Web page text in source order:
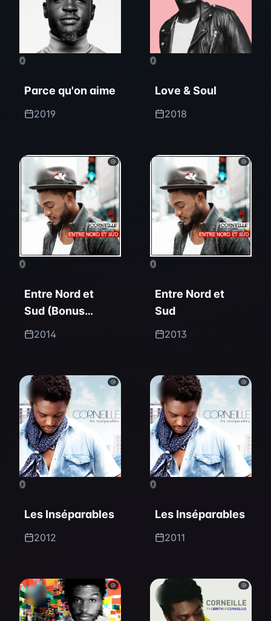
0
Parce qu'on aime
2019
0
Love & Soul
2018
0
Entre Nord et
Sud (Bonus
Track Version)
2014
0
Entre Nord et
Sud
2013
0
Les Inséparables
2012
0
Les Inséparables
2011